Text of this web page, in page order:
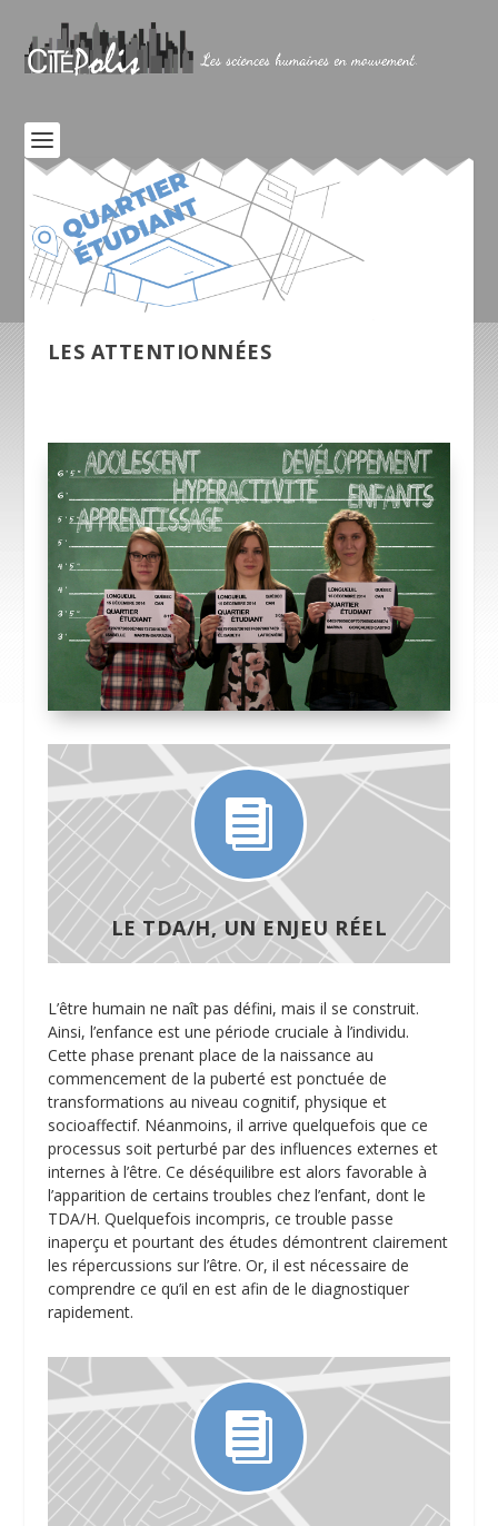
LES ATTENTIONNÉES

LE TDA/H, UN ENJEU RÉEL
L’être humain ne naît pas défini, mais il se construit.
Ainsi, l’enfance est une période cruciale à l’individu.
Cette phase prenant place de la naissance au
commencement de la puberté est ponctuée de
transformations au niveau cognitif, physique et
socioaffectif. Néanmoins, il arrive quelquefois que ce
processus soit perturbé par des influences externes et
internes à l’être. Ce déséquilibre est alors favorable à
l’apparition de certains troubles chez l’enfant, dont le
TDA/H. Quelquefois incompris, ce trouble passe
inaperçu et pourtant des études démontrent clairement
les répercussions sur l’être. Or, il est nécessaire de
comprendre ce qu’il en est afin de le diagnostiquer
rapidement.
